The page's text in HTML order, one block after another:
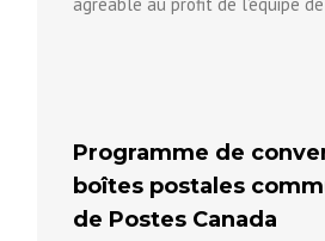
Programme de
boîtes postales
de Postes Canada